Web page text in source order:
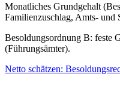
Monatliches Grundgehalt
Familienzuschlag, Amts- und
Besoldungsordnung B: feste
(Führungsämter).
Netto schätzen: